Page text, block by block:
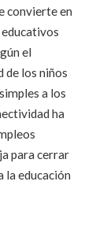
convierte en
el
de los niños
a los
ha
para cerrar
la educación